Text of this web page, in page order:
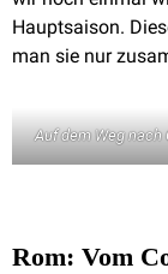
Hauptsaison.
man sie nur
Auf dem Weg nach
Rom: Vom